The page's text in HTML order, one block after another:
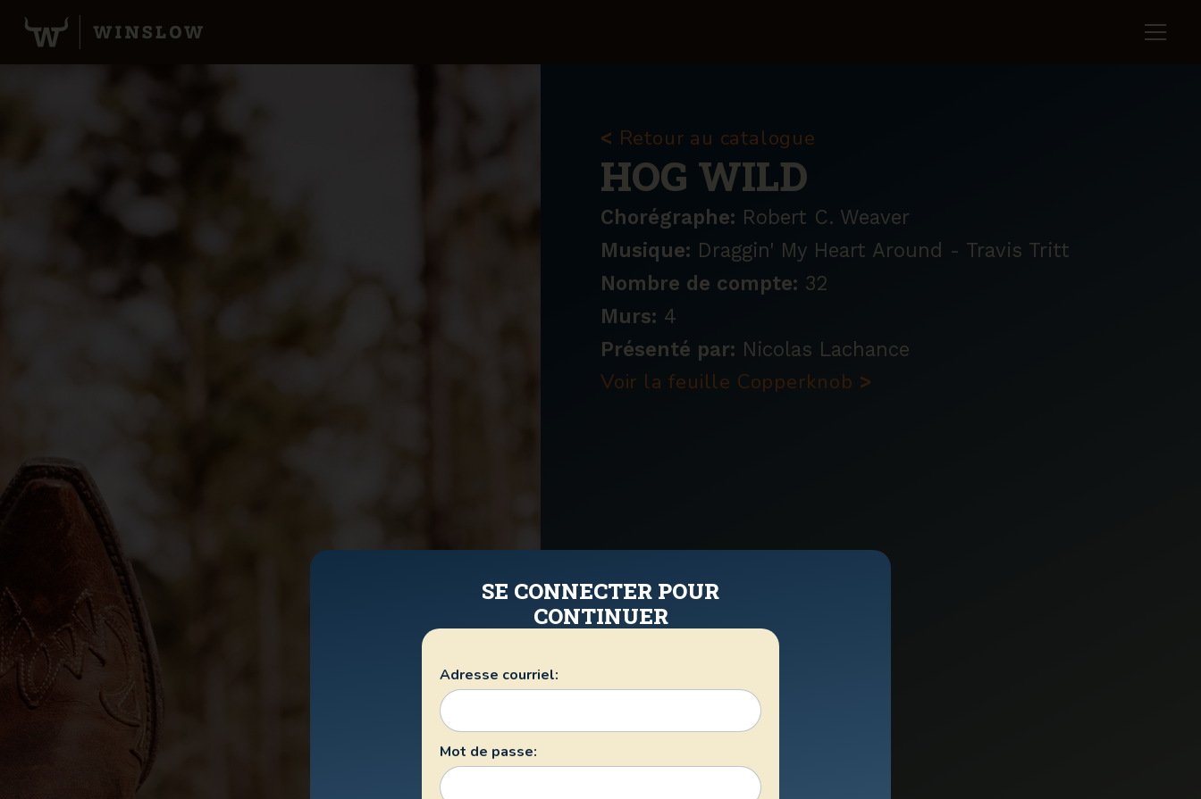
SE CONNECTER POUR
CONTINUER
Adresse courriel:
Mot de passe:
< Retour au catalogue
HOG WILD
Chorégraphe: Robert C. Weaver
Musique: Draggin' My Heart Around - Travis Tritt
Nombre de compte: 32
Murs: 4
Présenté par: Nicolas Lachance
Voir la feuille Copperknob >